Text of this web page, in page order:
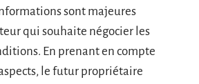
sont majeures
qui souhaite négocier les
En prenant en compte
le futur propriétaire